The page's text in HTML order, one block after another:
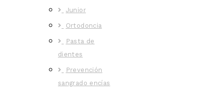
Junior
Ortodoncia
Pasta de
dientes
Prevención
sangrado encías